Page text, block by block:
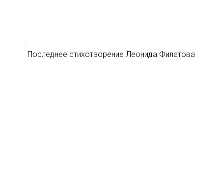
Последнее стихотворение Леонида Филатова